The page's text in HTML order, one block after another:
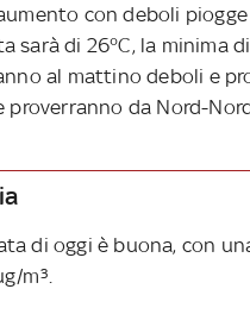
con deboli
di 26°C, la minima
al mattino deboli e
da Nord-
di oggi è buona, con
m³.